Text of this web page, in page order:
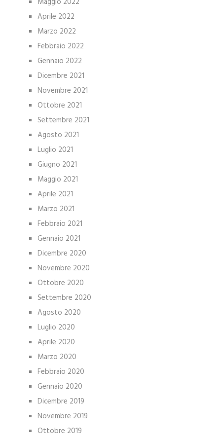
Aprile 2022
Marzo 2022
Febbraio 2022
Gennaio 2022
Dicembre 2021
Novembre 2021
Ottobre 2021
Settembre 2021
Agosto 2021
Luglio 2021
Giugno 2021
Maggio 2021
Aprile 2021
Marzo 2021
Febbraio 2021
Gennaio 2021
Dicembre 2020
Novembre 2020
Ottobre 2020
Settembre 2020
Agosto 2020
Luglio 2020
Aprile 2020
Marzo 2020
Febbraio 2020
Gennaio 2020
Dicembre 2019
Novembre 2019
Ottobre 2019